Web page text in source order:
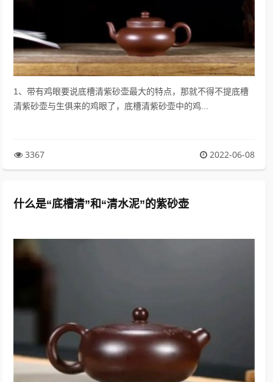
1、带有鸡眼要说底槽清紫砂壶最大的特点，那就不得不提底槽
清紫砂壶与生俱来的鸡眼了，底槽清紫砂壶中的鸡...
3367 2022-06-08
什么是“底槽清”和“清水泥”的紫砂壶